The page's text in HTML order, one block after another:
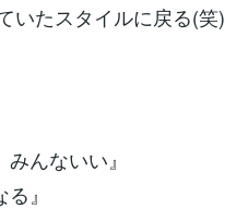
いたスタイルに戻る(笑)
んないい』
』